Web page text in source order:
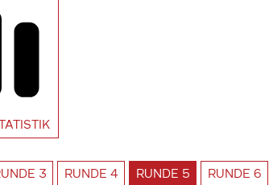
3 RUNDE 4 RUNDE 5 RUNDE 6